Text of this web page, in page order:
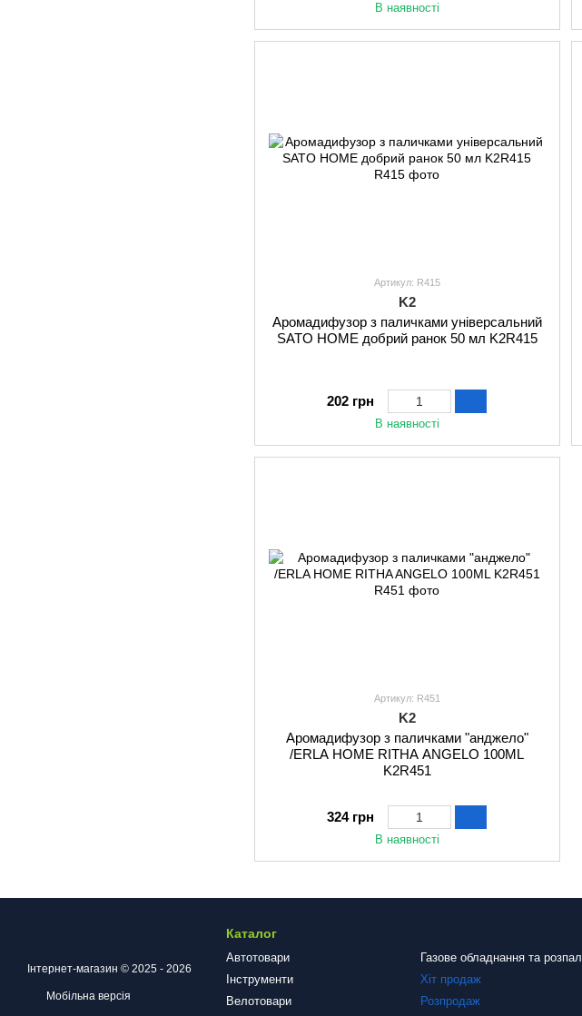
В наявності
Артикул: R415
K2
Аромадифузор з паличками універсальний
SATO HOME добрий ранок 50 мл K2R415
202 грн
В наявності
Артикул: R451
K2
Аромадифузор з паличками "анджело"
/ERLA HOME RITHA ANGELO 100ML
K2R451
324 грн
В наявності
Інтернет-магазин © 2025 - 2026
Мобільна версія
Каталог
Автотовари
Інструменти
Велотовари
Газове обладнання та розпал
Хіт продаж
Розпродаж